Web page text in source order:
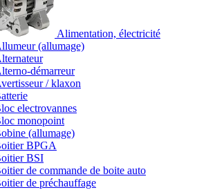
Alimentation, électricité
(allumage)
démarreur
/ klaxon
electrovannes
monopoint
(allumage)
BPGA
BSI
de commande de boite auto
de préchauffage